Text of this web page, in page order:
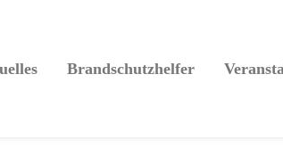
Brandschutzhelfer